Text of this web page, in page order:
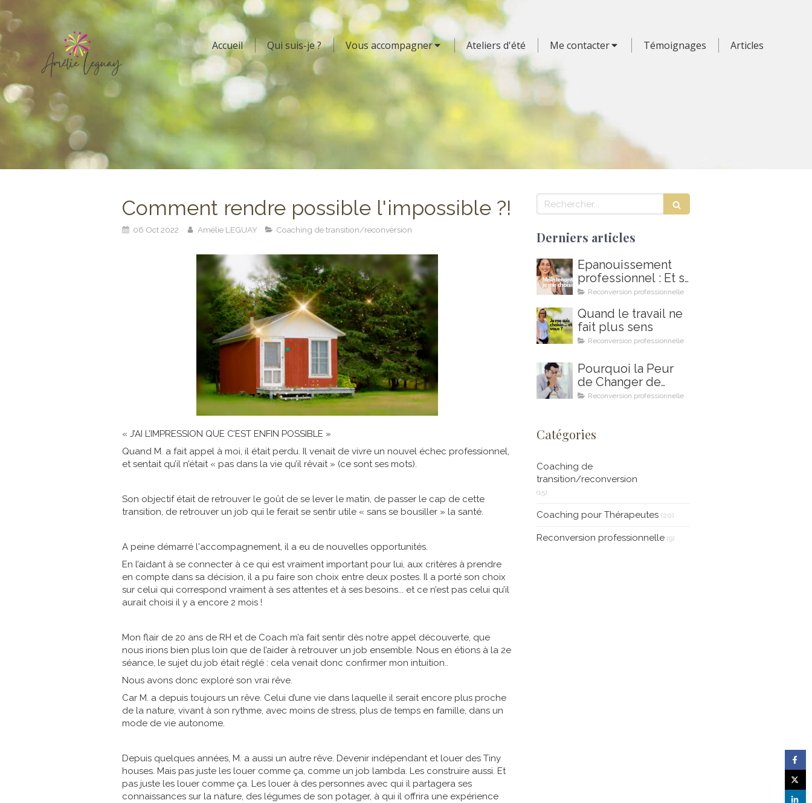
Accueil Qui suis-je ? Vous accompagner Ateliers d'été Me contacter Témoignages Articles
Comment rendre possible l'impossible ?!
06 Oct 2022 Amélie LEGUAY Coaching de transition/reconversion
« J’AI L’IMPRESSION QUE C’EST ENFIN POSSIBLE »
Quand M. a fait appel à moi, il était perdu. Il venait de vivre un nouvel échec professionnel,
et sentait qu’il n’était « pas dans la vie qu’il rêvait » (ce sont ses mots).
Son objectif était de retrouver le goût de se lever le matin, de passer le cap de cette
transition, de retrouver un job qui le ferait se sentir utile « sans se bousiller » la santé.
A peine démarré l'accompagnement, il a eu de nouvelles opportunités.
En l’aidant à se connecter à ce qui est vraiment important pour lui, aux critères à prendre
en compte dans sa décision, il a pu faire son choix entre deux postes. Il a porté son choix
sur celui qui correspond vraiment à ses attentes et à ses besoins... et ce n’est pas celui qu’il
aurait choisi il y a encore 2 mois !
Mon flair de 20 ans de RH et de Coach m’a fait sentir dès notre appel découverte, que
nous irions bien plus loin que de l’aider à retrouver un job ensemble. Nous en étions à la 2e
séance, le sujet du job était réglé : cela venait donc confirmer mon intuition..
Nous avons donc exploré son vrai rêve.
Car M. a depuis toujours un rêve. Celui d’une vie dans laquelle il serait encore plus proche
de la nature, vivant à son rythme, avec moins de stress, plus de temps en famille, dans un
mode de vie autonome.
Depuis quelques années, M. a aussi un autre rêve. Devenir indépendant et louer des Tiny
houses. Mais pas juste les louer comme ça, comme un job lambda. Les construire aussi. Et
pas juste les louer comme ça. Les louer à des personnes avec qui il partagera ses
connaissances sur la nature, des légumes de son potager, à qui il offrira une expérience
Rechercher
Derniers articles
Épanouissement
professionnel : Et si
2026 était votre
Reconversion professionnelle
Quand le travail ne
fait plus sens
Reconversion professionnelle
Pourquoi la Peur
de Changer de
Métier Peut
Reconversion
Comment le
Coaching en Ikigai
Reconversion professionnelle
Catégories
Coaching de
transition/reconversion
(15)
Coaching pour Thérapeutes (20)
Reconversion professionnelle (9)